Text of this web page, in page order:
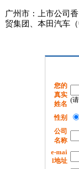
广州市：上市公司
贸集团、本田汽车
您的
真实
姓名
(
性别
公司
名称
e-mai
l地址